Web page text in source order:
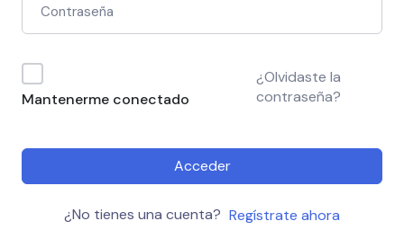
Mantenerme conectado
¿Olvidaste la
contraseña?
Acceder
¿No tienes una cuenta? Regístrate ahora